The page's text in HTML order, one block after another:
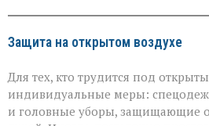
Защита на открытом воздухе
Для тех, кто трудится под
индивидуальные меры:
и головные уборы, защищающие